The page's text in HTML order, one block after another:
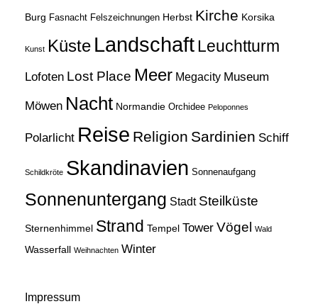
Burg Fasnacht Felszeichnungen Herbst Kirche Korsika
Kunst Küste LandschaftLeuchtturm
Lofoten Lost Place Meer Megacity Museum
Möwen Nacht Normandie Orchidee Peloponnes
Polarlicht Reise Religion Sardinien Schiff
Schildkröte Skandinavien Sonnenaufgang
Sonnenuntergang Stadt Steilküste
Sternenhimmel Strand Tempel Tower Vögel Wald
Wasserfall Weihnachten Winter
Impressum